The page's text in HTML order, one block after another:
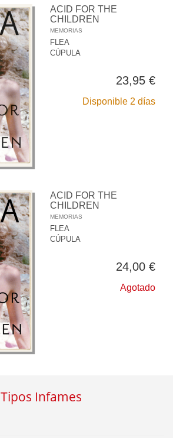
ACID FOR THE
CHILDREN
MEMORIAS
FLEA
CÚPULA
23,95 €
Disponible 2 días
ACID FOR THE
CHILDREN
MEMORIAS
FLEA
CÚPULA
24,00 €
Agotado
Tipos Infames